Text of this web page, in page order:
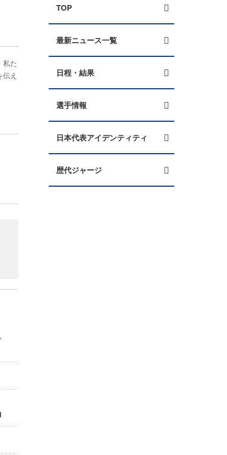
私た
え
TOP
最新ニュース一覧
日程・結果
選手情報
日本代表アイデンティティ
歴代ジャージ